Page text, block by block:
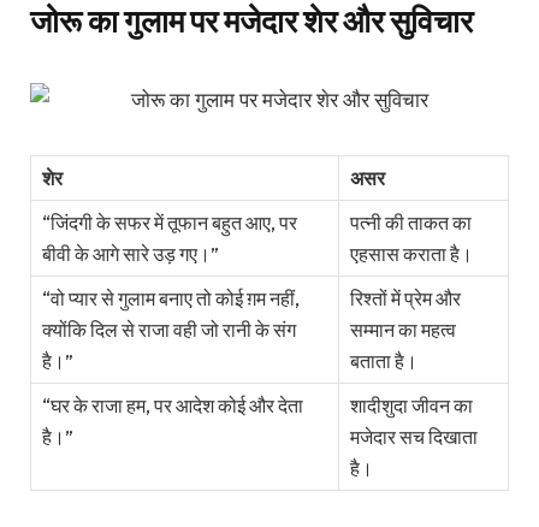
जोरू का गुलाम पर मजेदार शेर और सुविचार
शेर
असर
“जिंदगी के सफर में तूफान बहुत आए, पर
बीवी के आगे सारे उड़ गए।”
पत्नी की ताकत का
एहसास कराता है।
“वो प्यार से गुलाम बनाए तो कोई ग़म नहीं,
क्योंकि दिल से राजा वही जो रानी के संग
है।”
रिश्तों में प्रेम और
सम्मान का महत्व
बताता है।
“घर के राजा हम, पर आदेश कोई और देता
है।”
शादीशुदा जीवन का
मजेदार सच दिखाता
है।